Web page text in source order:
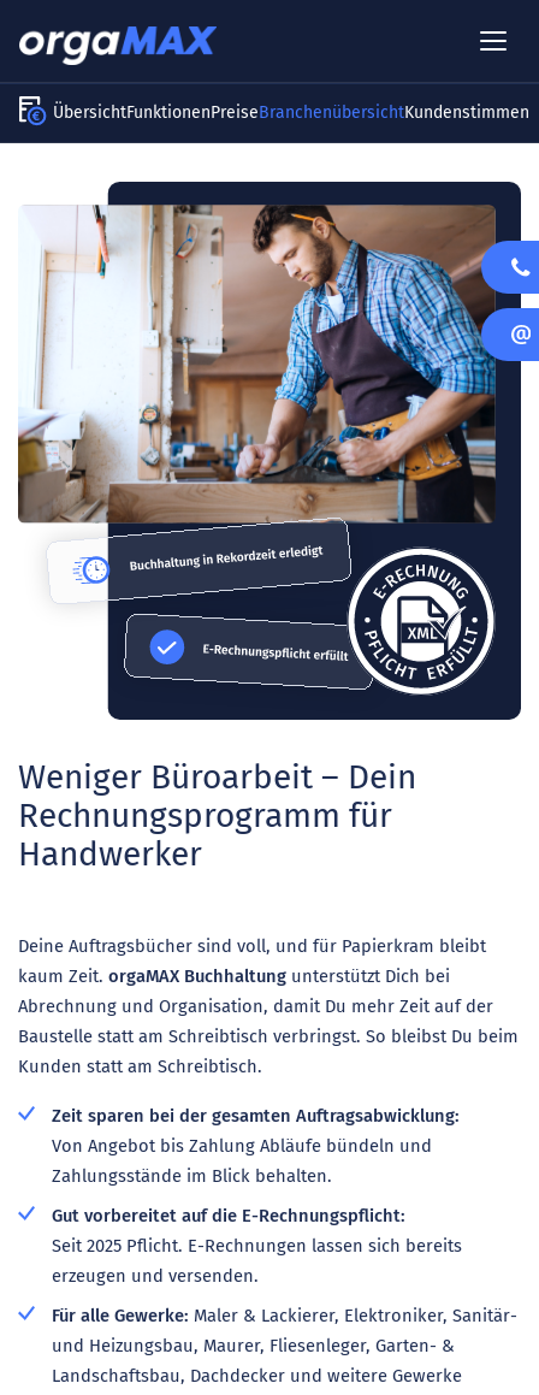
ÜbersichtFunktionenPreiseBranchenübersichtKundenstimmen
Weniger Büroarbeit – Dein
Rechnungsprogramm für
Handwerker
Deine Auftragsbücher sind voll, und für Papierkram bleibt
kaum Zeit. orgaMAX Buchhaltung unterstützt Dich bei
Abrechnung und Organisation, damit Du mehr Zeit auf der
Baustelle statt am Schreibtisch verbringst. So bleibst Du beim
Kunden statt am Schreibtisch.
Zeit sparen bei der gesamten Auftragsabwicklung:
Von Angebot bis Zahlung Abläufe bündeln und
Zahlungsstände im Blick behalten.
Gut vorbereitet auf die E-Rechnungspflicht:
Seit 2025 Pflicht. E-Rechnungen lassen sich bereits
erzeugen und versenden.
Für alle Gewerke: Maler & Lackierer, Elektroniker, Sanitär-
und Heizungsbau, Maurer, Fliesenleger, Garten- &
Landschaftsbau, Dachdecker und weitere Gewerke